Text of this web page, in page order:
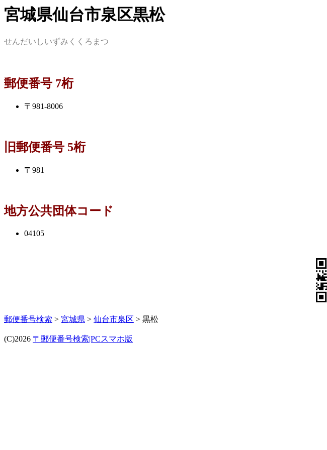
宮城県仙台市泉区黒松
せんだいしいずみくくろまつ
郵便番号 7桁
〒981-8006
旧郵便番号 5桁
〒981
地方公共団体コード
04105
郵便番号検索 > 宮城県 > 仙台市泉区 > 黒松
(C)2026 〒郵便番号検索|PCスマホ版